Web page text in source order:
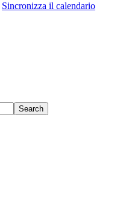
Sincronizza il calendario